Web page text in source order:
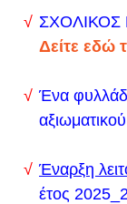
Οι
και Π.Μ.Δ)
Για την
7-2023.
ΣΧΟΛΙΚΟΣ
Δείτε εδώ
Ένα
Έναρξη
έτος